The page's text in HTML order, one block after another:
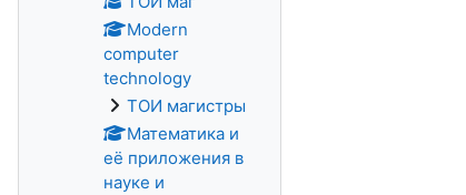
Modern
computer
technology
ТОИ магистры
Математика и
её приложения в
науке и